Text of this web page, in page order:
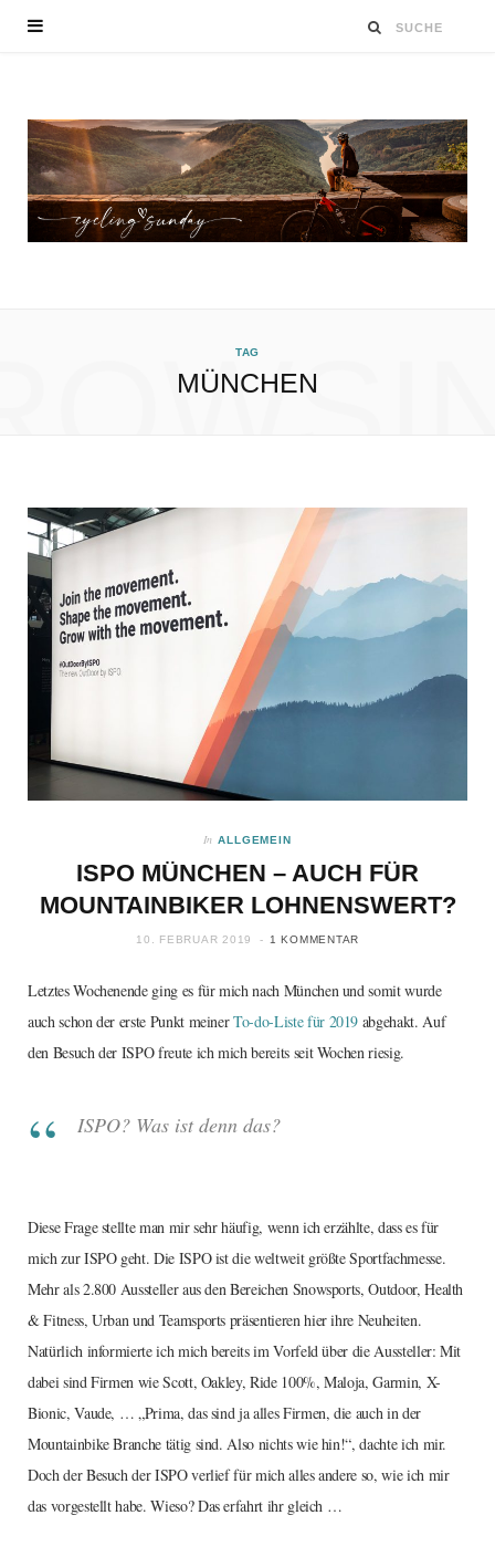
TAG
MÜNCHEN
In ALLGEMEIN
ISPO MÜNCHEN – AUCH FÜR
MOUNTAINBIKER LOHNENSWERT?
10. FEBRUAR 2019 1 KOMMENTAR
Letztes Wochenende ging es für mich nach München und somit wurde
auch schon der erste Punkt meinerTo-do-Liste für 2019 abgehakt. Auf
den Besuch der ISPO freute ich mich bereits seit Wochen riesig.
ISPO? Was ist denn das?
Diese Frage stellte man mir sehr häufig, wenn ich erzählte, dass es für
mich zur ISPO geht. Die ISPO ist die weltweit größte Sportfachmesse.
Mehr als 2.800 Aussteller aus den Bereichen Snowsports, Outdoor, Health
& Fitness, Urban und Teamsports präsentieren hier ihre Neuheiten.
Natürlich informierte ich mich bereits im Vorfeld über die Aussteller: Mit
dabei sind Firmen wie Scott, Oakley, Ride 100%, Maloja, Garmin, X-
Bionic, Vaude, … „Prima, das sind ja alles Firmen, die auch in der
Mountainbike Branche tätig sind. Also nichts wie hin!“, dachte ich mir.
Doch der Besuch der ISPO verlief für mich alles andere so, wie ich mir
das vorgestellt habe. Wieso? Das erfahrt ihr gleich …